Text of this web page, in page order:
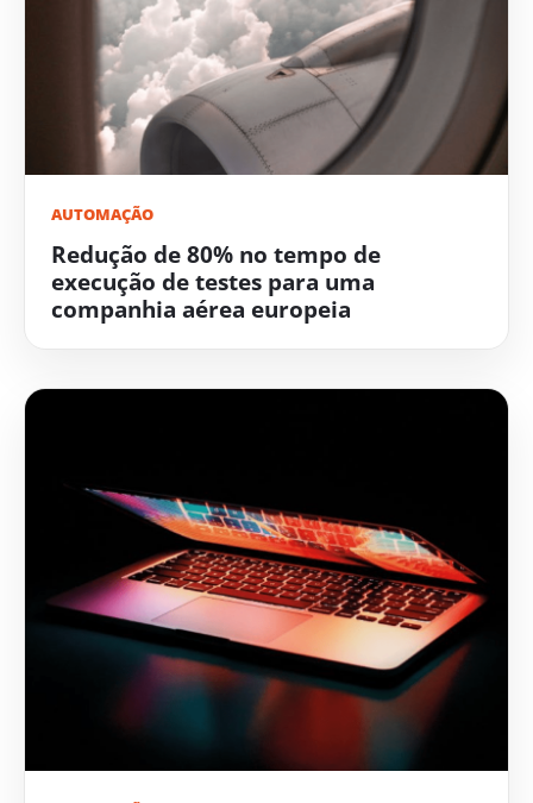
AUTOMAÇÃO
Redução de 80% no tempo de
execução de testes para uma
companhia aérea europeia